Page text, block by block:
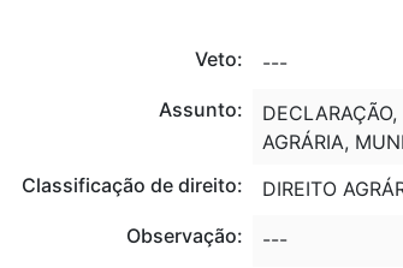
Veto:
---
Assunto:
AGRÁRIA,
Classificação de direito:
DIREITO
Observação:
---